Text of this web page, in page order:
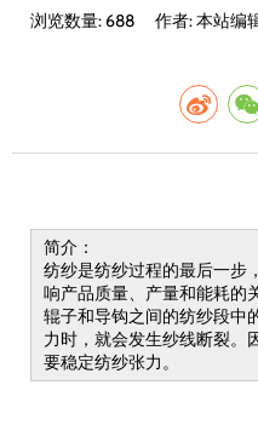
浏览数量:688 作者:本站编
简介：
纺纱是纺纱过程的最后一步
响产品质量、产量和能耗的
辊子和导钩之间的纺纱段中
力时，就会发生纱线断裂。
要稳定纺纱张力。